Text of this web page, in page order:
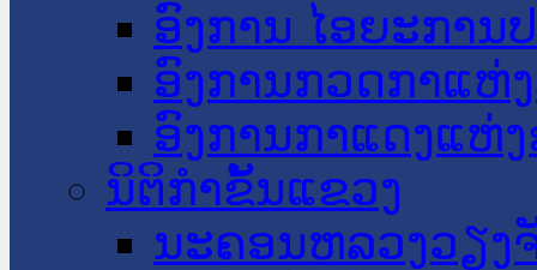
ອົງການ ໄອຍະການ
ອົງການກວດກາແຫ່
ອົງການກາແດງແຫ່
ນິຕິກໍາຂັ້ນແຂວງ
ນະ​ຄອນ​ຫລວງວຽງ